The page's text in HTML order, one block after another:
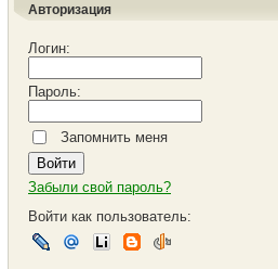
Авторизация
Логин:
Пароль:
Запомнить меня
Забыли свой пароль?
Войти как пользователь: